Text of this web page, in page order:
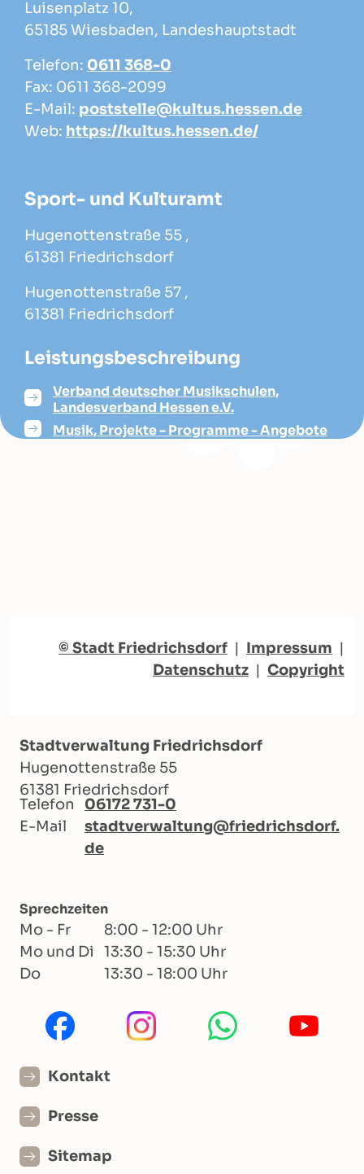
Luisenplatz 10,
65185 Wiesbaden, Landeshauptstadt
Telefon: 0611 368-0
Fax: 0611 368-2099
E-Mail: poststelle@kultus.hessen.de
Web: https://kultus.hessen.de/
Sport- und Kulturamt
Hugenottenstraße 55 ,
61381 Friedrichsdorf
Hugenottenstraße 57 ,
61381 Friedrichsdorf
Leistungsbeschreibung
Verband deutscher Musikschulen,
Landesverband Hessen e.V.
Musik, Projekte - Programme - Angebote
© Stadt Friedrichsdorf | Impressum |
Datenschutz | Copyright
Stadtverwaltung Friedrichsdorf
Hugenottenstraße 55
61381 Friedrichsdorf
Telefon
06172 731-0
E-Mail
stadtverwaltung@friedrichsdorf.
de
Sprechzeiten
Mo - Fr
8:00 - 12:00 Uhr
Mo und Di
13:30 - 15:30 Uhr
Do
13:30 - 18:00 Uhr
Kontakt
Presse
Sitemap